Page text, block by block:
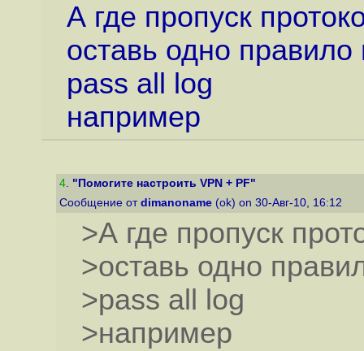
А где пропуск
оставь одно правило
pass all log
например
4. "Помогите настроить VPN + PF"
Сообщение от dimanoname (ok) on 30-Авг-10, 16:12
>А где пропуск
>оставь одно
>pass all log
>например